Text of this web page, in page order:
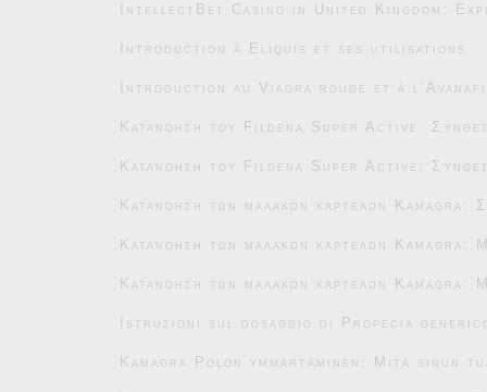
IntellectBet Casino in United Kingdom:
Introduction à Eliquis et ses utilisations
Introduction au Viagra rouge et à
Κατανόηση του Fildena Super Active:
Κατανόηση του Fildena Super Active:
Κατανόηση των μαλακών καρτελών Kamagra:
Κατανόηση των μαλακών καρτελών Kamagra:
Κατανόηση των μαλακών καρτελών Kamagra:
Istruzioni sul dosaggio di Propecia
Kamagra Polon ymmärtäminen: Mitä sinun